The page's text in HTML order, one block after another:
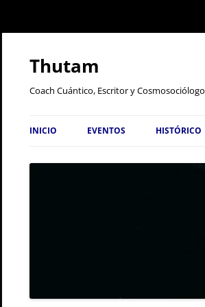
Thutam
Coach Cuántico, Escritor y Cosmosociólogo
INICIO EVENTOS HISTÓRICO